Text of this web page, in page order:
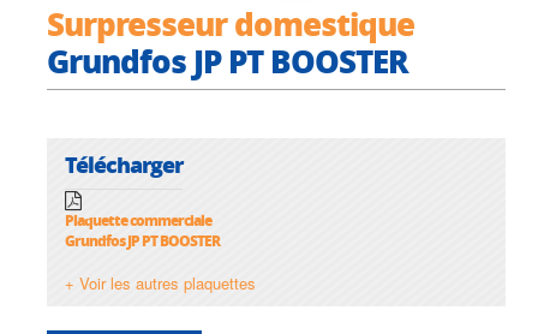
Surpresseur domestique
Grundfos JP PT BOOSTER
Télécharger
Plaquette commerciale
Grundfos JP PT BOOSTER
+ Voir les autres plaquettes